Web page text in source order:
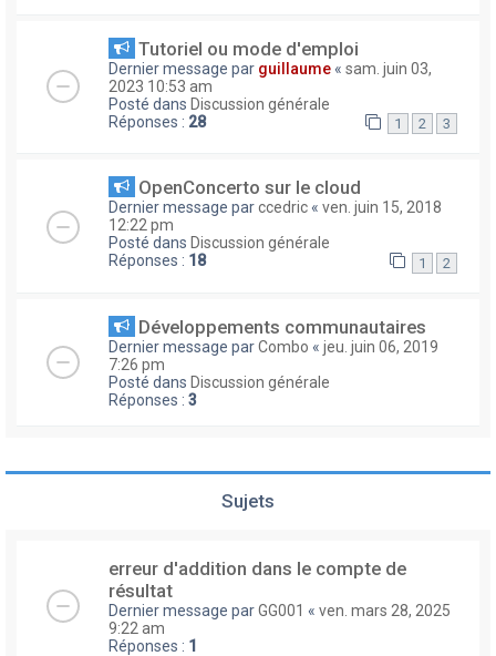
Tutoriel ou mode d'emploi
Dernier message par guillaume « sam. juin 03,
2023 10:53 am
Posté dans Discussion générale
Réponses : 28 1 2 3
OpenConcerto sur le cloud
Dernier message parccedric « ven. juin 15, 2018
12:22 pm
Posté dans Discussion générale
Réponses : 18 1 2
Développements communautaires
Dernier message parCombo « jeu. juin 06, 2019
7:26 pm
Posté dans Discussion générale
Réponses : 3
Sujets
erreur d'addition dans le compte de
résultat
Dernier message parGG001 « ven. mars 28, 2025
9:22 am
Réponses : 1